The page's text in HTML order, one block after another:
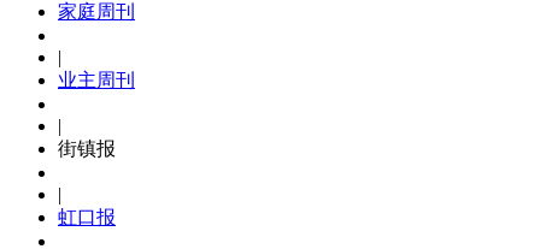
家庭周刊
|
业主周刊
|
街镇报
|
虹口报